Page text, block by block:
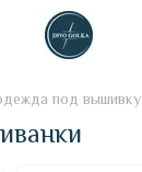
под вышивку